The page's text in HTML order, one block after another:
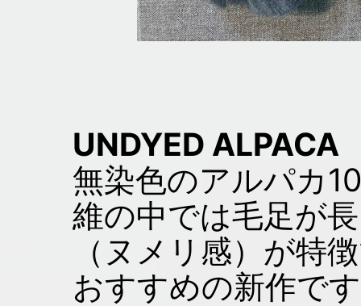
UNDYED ALPACA
無染色のアルパカ
維の中では毛足が
（ヌメリ感）が特
おすすめの新作で